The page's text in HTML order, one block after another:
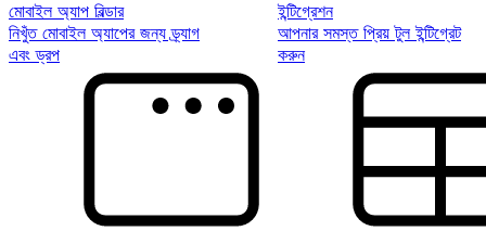
মোবাইল অ্যাপ বিল্ডার
নিখুঁত মোবাইল অ্যাপের জন্য ড্র্যাগ
এবং ড্রপ
ইন্টিগ্রেশন
আপনার সমস্ত প্রিয় টুল ইন্টিগ্রেট
করুন